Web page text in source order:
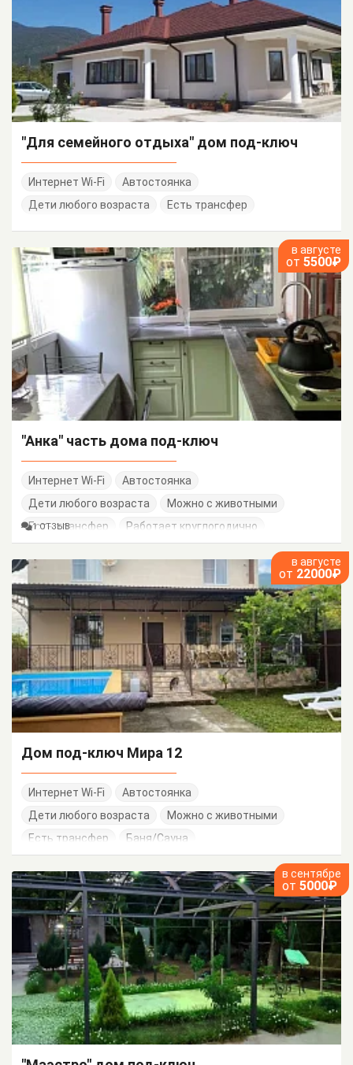
"Для семейного отдыха" дом под-ключ
Интернет Wi-Fi
Автостоянка
Дети любого возраста
Есть трансфер
в августе
от 5500₽
"Анка" часть дома под-ключ
Интернет Wi-Fi
Автостоянка
Дети любого возраста
Можно с животными
Есть трансфер
Работает круглогодично
1 ОТЗЫВ
в августе
от 22000₽
Дом под-ключ Мира 12
Интернет Wi-Fi
Автостоянка
Дети любого возраста
Можно с животными
Есть трансфер
Баня/Сауна
в сентябре
от 5000₽